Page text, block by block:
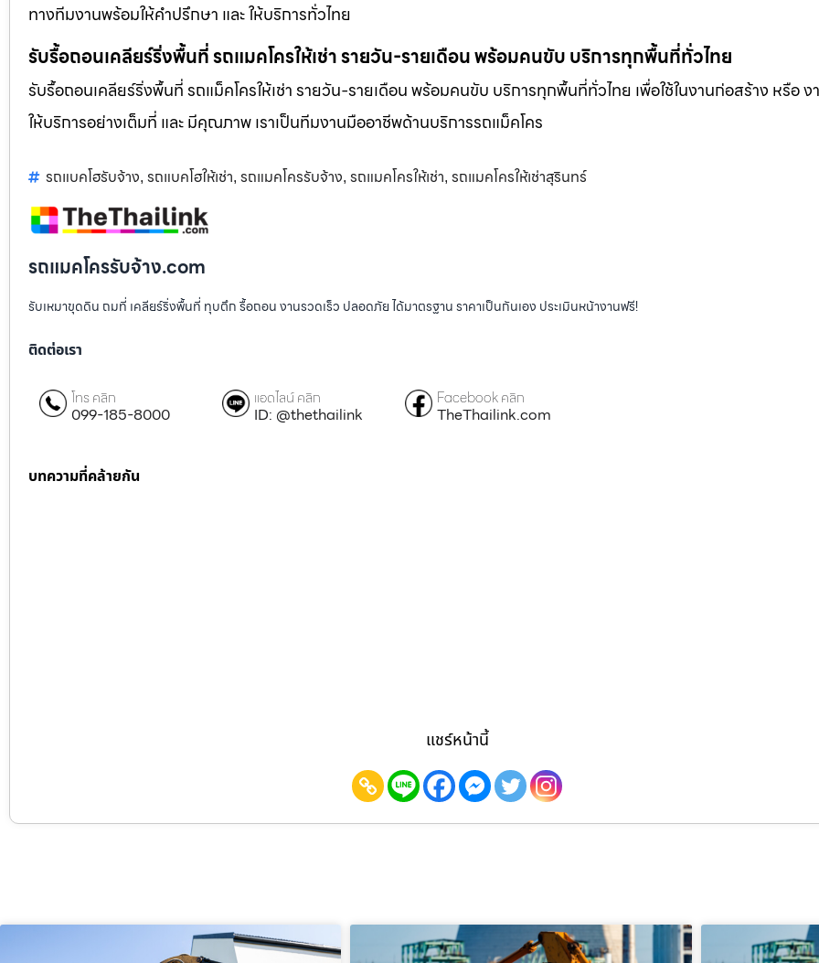
ทางทีมงานพร้อมให้คำปรึกษา และ ให้บริการทั่วไทย
รับรื้อถอนเคลียร์ริ่งพื้นที่ รถแมคโครให้เช่า รายวัน-รายเดือน พร้อมคนขับ บริการทุกพื้นที่ทั่วไทย
รับรื้อถอนเคลียร์ริ่งพื้นที่ รถแม็คโครให้เช่า รายวัน-รายเดือน พร้อมคนขับ บริการทุกพื้นที่ทั่วไทย เพื่อใช้ในงานก่อสร้าง หรือ
ให้บริการอย่างเต็มที่ และ มีคุณภาพ เราเป็นทีมงานมืออาชีพด้านบริการรถแม็คโคร
รถแบคโฮรับจ้าง, รถแบคโฮให้เช่า, รถแมคโครรับจ้าง, รถแมคโครให้เช่า, รถแมคโครให้เช่าสุรินทร์
รถแมคโครรับจ้าง.com
รับเหมาขุดดิน ถมที่ เคลียร์ริ่งพื้นที่ ทุบตึก รื้อถอน งานรวดเร็ว ปลอดภัย ได้มาตรฐาน ราคาเป็นกันเอง ประเมินหน้างานฟรี!
ติดต่อเรา
โทร คลิก
099-185-8000
แอดไลน์ คลิก
ID: @thethailink
Facebook คลิก
TheThailink.com
บทความที่คล้ายกัน
แชร์หน้านี้